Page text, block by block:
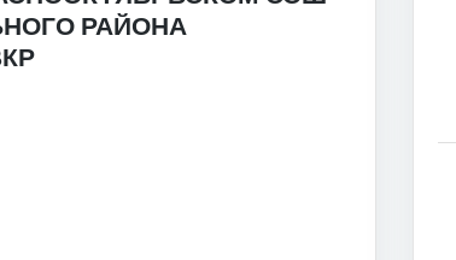
РАЙОНА